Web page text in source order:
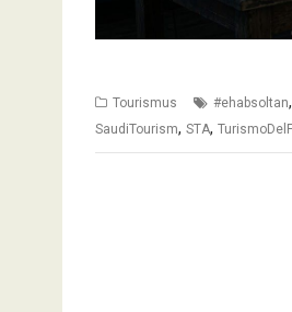
Tourismus #ehabsoltan,
SaudiTourism, STA,